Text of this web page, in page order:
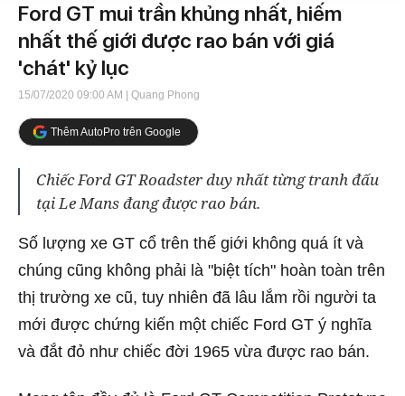
Ford GT mui trần khủng nhất, hiếm
nhất thế giới được rao bán với giá
'chát' kỷ lục
15/07/2020 09:00 AM | Quang Phong
Thêm AutoPro trên Google
Chiếc Ford GT Roadster duy nhất từng tranh đấu
tại Le Mans đang được rao bán.
Số lượng xe GT cổ trên thế giới không quá ít và
chúng cũng không phải là "biệt tích" hoàn toàn trên
thị trường xe cũ, tuy nhiên đã lâu lắm rồi người ta
mới được chứng kiến một chiếc Ford GT ý nghĩa
và đắt đỏ như chiếc đời 1965 vừa được rao bán.